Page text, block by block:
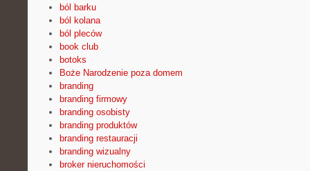
ból barku
ból kolana
ból pleców
book club
botoks
Boże Narodzenie poza domem
branding
branding firmowy
branding osobisty
branding produktów
branding restauracji
branding wizualny
broker nieruchomości